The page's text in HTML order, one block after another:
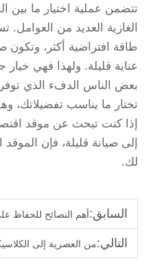
تتضمن عملية اختيار ما بين
الغازية العديد من العوامل.
طاقة افتراضية أكثر، وتكون
عناية قليلة. ولهذا فهي
بعض الناس الدفء الذي
تختار ما يناسب تفضيلاتك،
إذا كنت تبحث عن موقد
إلى صيانة قليلة، فإن
لك.
السابق:أهم النصائح للحفاظ
التالي:من العصرية إلى الكلاسيكية: